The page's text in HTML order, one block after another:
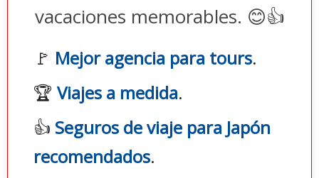
vacaciones memorables. 😊👍
🚩 Mejor agencia para tours.
🏆 Viajes a medida.
👍 Seguros de viaje para Japón
recomendados.